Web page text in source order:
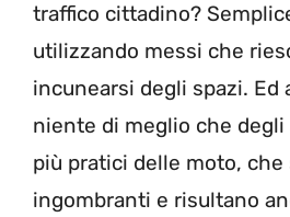
traffico cittadino?
utilizzando messi che
incunearsi degli spazi. Ed
niente di meglio che degli
più pratici delle moto, che
ingombranti e risultano